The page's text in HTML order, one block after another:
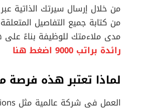
من خلال إرسال سيرتك الذاتية
من كتابة جميع التفاصيل
مدى ملاءمتك للوظيفة بناءً على
رائدة براتب 9000 اضغط هنا
لماذا تعتبر هذه فرصة